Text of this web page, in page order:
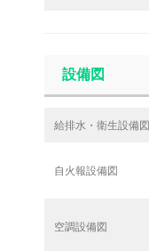
設備図
給排水・衛生設備図
自火報設備図
空調設備図